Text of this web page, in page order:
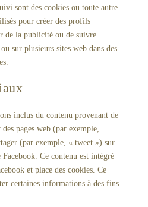
sont des cookies ou toute autre
pour créer des profils
de la publicité ou de suivre
sur plusieurs sites web dans des
inclus du contenu provenant de
pages web (par exemple,
(par exemple, « tweet ») sur
Facebook. Ce contenu est intégré
et place des cookies. Ce
certaines informations à des fins